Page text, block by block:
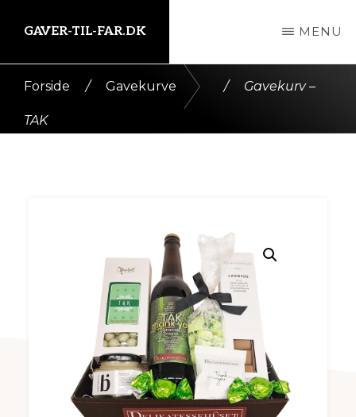
indhold
GAVER-TIL-FAR.DK MENU
Forside / Gavekurve / Gavekurv –
TAK